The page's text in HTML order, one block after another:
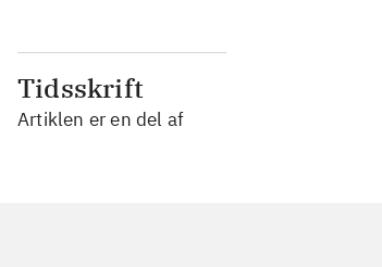
Tidsskrift
Artiklen er en del af